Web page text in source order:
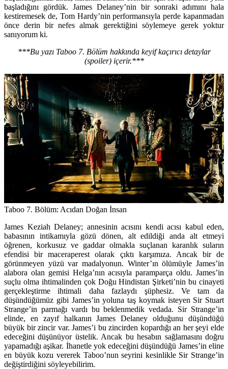
başladığını gördük. James Delaney’nin bir sonraki adımını hala
kestiremesek de, Tom Hardy’nin performansıyla perde kapanmadan
önce derin bir nefes almak gerektiğini söylemeye gerek yoktur
sanıyorum ki.
***Bu yazı Taboo 7. Bölüm hakkında keyif kaçırıcı detaylar
(spoiler) içerir.***
Taboo 7. Bölüm: Acıdan Doğan İnsan
James Keziah Delaney; annesinin acısını kendi acısı kabul eden,
babasının intikamıyla gözü dönen, alt edildiği anda alt etmeyi
öğrenen, korkusuz ve gaddar olmakla suçlanan karanlık suların
efendisi bir maceraperest olarak çıktı karşımıza. Ancak bir de
görünmeyen yüzü var madalyonun. Winter’ın ölümüyle James’in
alabora olan gemisi Helga’nın acısıyla paramparça oldu. James’in
suçlu olma ihtimalinden çok Doğu Hindistan Şirketi’nin bu cinayeti
gerçekleştirme ihtimali daha fazlaydı şüphesiz. Ve tam da
düşündüğümüz gibi James’in yoluna taş koymak isteyen Sir Stuart
Strange’in parmağı vardı bu beklenmedik vedada. Sir Strange’in
elinde, en zayıf halkanın James Delaney olduğunu düşündüğü
büyük bir zincir var. James’i bu zincirden kopardığı an her şeyi elde
edeceğini düşünüyor üstelik. Ancak bu hesabın sağlamasını doğru
yapamadığı aşikar. İhanetle yok edeceğini düşündüğü James’in eline
en büyük kozu vererek Taboo’nun seyrini kesinlikle Sir Strange’in
değiştirdiğini söyleyebilirim.